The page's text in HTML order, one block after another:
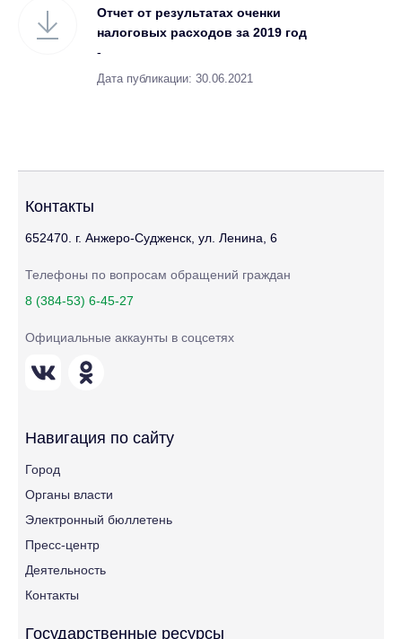
Отчет от результатах оченки
налоговых расходов за 2019 год
-
Дата публикации: 30.06.2021
Контакты
652470. г. Анжеро-Судженск, ул. Ленина, 6
Телефоны по вопросам обращений граждан
8 (384-53) 6-45-27
Официальные аккаунты в соцсетях
Навигация по сайту
Город
Органы власти
Электронный бюллетень
Пресс-центр
Деятельность
Контакты
Государственные ресурсы